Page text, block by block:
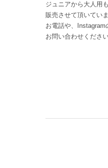
ジュニアから大人用
販売させて頂いていま
お電話や、Instagram
お問い合わせください